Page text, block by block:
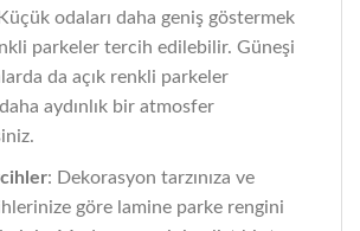
odaları daha geniş göstermek
parkeler tercih edilebilir. Güneşi
da açık renkli parkeler
aydınlık bir atmosfer
: Dekorasyon tarzınıza ve
göre lamine parke rengini